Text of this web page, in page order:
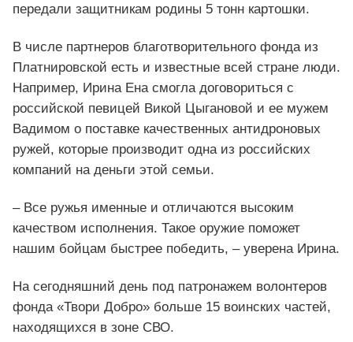
передали защитникам родины 5 тонн картошки.
В числе партнеров благотворительного фонда из
Платнировской есть и известные всей стране люди.
Например, Ирина Ена смогла договориться с
российской певицей Викой Цыгановой и ее мужем
Вадимом о поставке качественных антидроновых
ружей, которые производит одна из российских
компаний на деньги этой семьи.
– Все ружья именные и отличаются высоким
качеством исполнения. Такое оружие поможет
нашим бойцам быстрее победить, – уверена Ирина.
На сегодняшний день под патронажем волонтеров
фонда «Твори Добро» больше 15 воинских частей,
находящихся в зоне СВО.